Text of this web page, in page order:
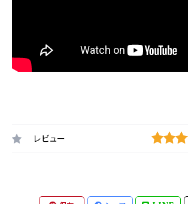
レビュー